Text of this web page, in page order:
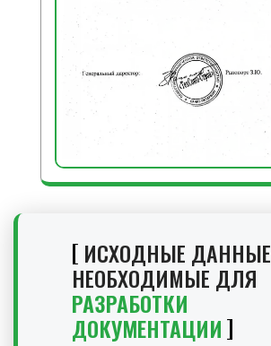
ИСХОДНЫЕ ДАННЫЕ
НЕОБХОДИМЫЕ ДЛЯ
РАЗРАБОТКИ
ДОКУМЕНТАЦИИ